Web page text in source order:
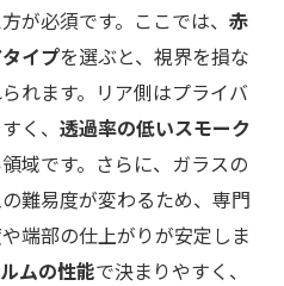
が必須です。ここでは、 赤
イプを選ぶと、視界を損な
れます。リア側はプライバ
く、 透過率の低いスモーク
域です。さらに、ガラスの
難易度が変わるため、専門
端部の仕上がりが安定しま
ムの性能で決まりやすく、